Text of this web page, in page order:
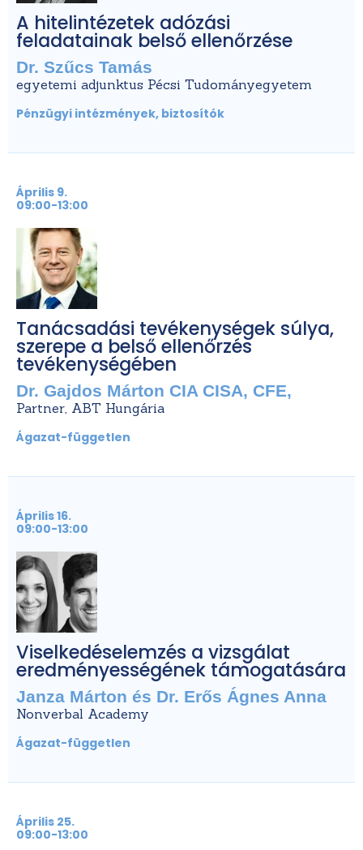
A hitelintézetek adózási
feladatainak belső ellenőrzése
Dr. Szűcs Tamás
egyetemi adjunktus Pécsi Tudományegyetem
Pénzügyi intézmények, biztosítók
Április 9.
09:00-13:00
Tanácsadási tevékenységek súlya,
szerepe a belső ellenőrzés
tevékenységében
Dr. Gajdos Márton CIA CISA, CFE,
Partner, ABT Hungária
Ágazat-független
Április 16.
09:00-13:00
Viselkedéselemzés a vizsgálat
eredményességének támogatására
Janza Márton és Dr. Erős Ágnes Anna
Nonverbal Academy
Ágazat-független
Április 25.
09:00-13:00